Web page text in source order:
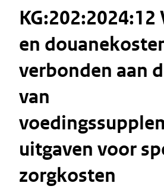
KG:202:2024:12
en
verbonden aan
van
uitgaven voor
zorgkosten